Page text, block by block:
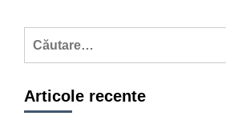
Articole recente